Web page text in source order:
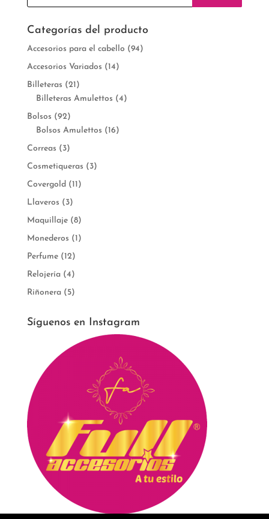
Categorías del producto
Accesorios para el cabello (94)
Accesorios Variados (14)
Billeteras (21)
Billeteras Amulettos (4)
Bolsos (92)
Bolsos Amulettos (16)
Correas (3)
Cosmetiqueras (3)
Covergold (11)
Llaveros (3)
Maquillaje (8)
Monederos (1)
Perfume (12)
Relojería (4)
Riñonera (5)
Síguenos en Instagram